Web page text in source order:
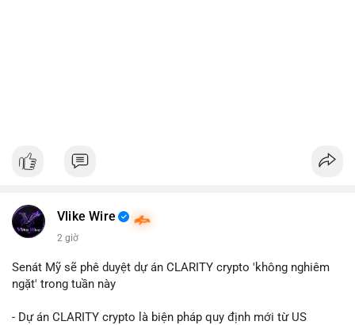
Vlike Wire
2 giờ
Senát Mỹ sẽ phê duyệt dự án CLARITY crypto 'không nghiêm
ngặt' trong tuần này
- Dự án CLARITY crypto là biện pháp quy định mới từ US